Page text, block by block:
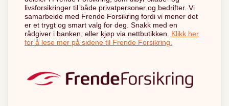
livsforsikringer til både privatpersoner og bedrifter. Vi
samarbeide med Frende Forsikring fordi vi mener det
er et trygt og smart valg for deg. Snakk med en
rådgiver i banken, eller kjøp via nettbutikken. Klikk her
for å lese mer på sidene til Frende Forsikring.